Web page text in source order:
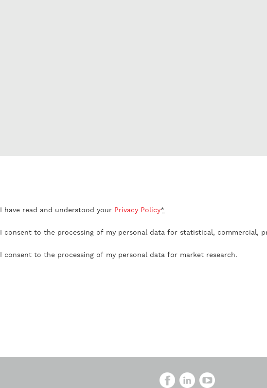
I have read and understood your Privacy Policy*
I consent to the processing of my personal data for statistical, commercial,
I consent to the processing of my personal data for market research.